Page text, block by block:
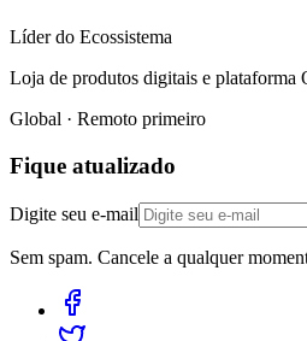
Líder do Ecossistema
Loja de produtos digitais e plataforma
Global · Remoto primeiro
Fique atualizado
Digite seu e-mail
Sem spam. Cancele a qualquer